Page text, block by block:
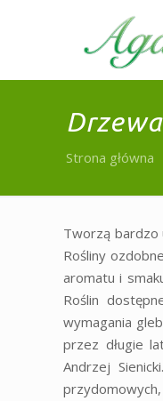
Strona główna
Tworzą bardzo
Rośliny
aromatu i
Roślin
wymagania
przez długie
Andrzej